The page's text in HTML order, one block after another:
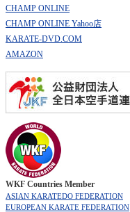
CHAMP ONLINE
CHAMP ONLINE Yahoo店
KARATE-DVD.COM
AMAZON
WKF Countries Member
ASIAN KARATEDO FEDERATION
EUROPEAN KARATE FEDERATION